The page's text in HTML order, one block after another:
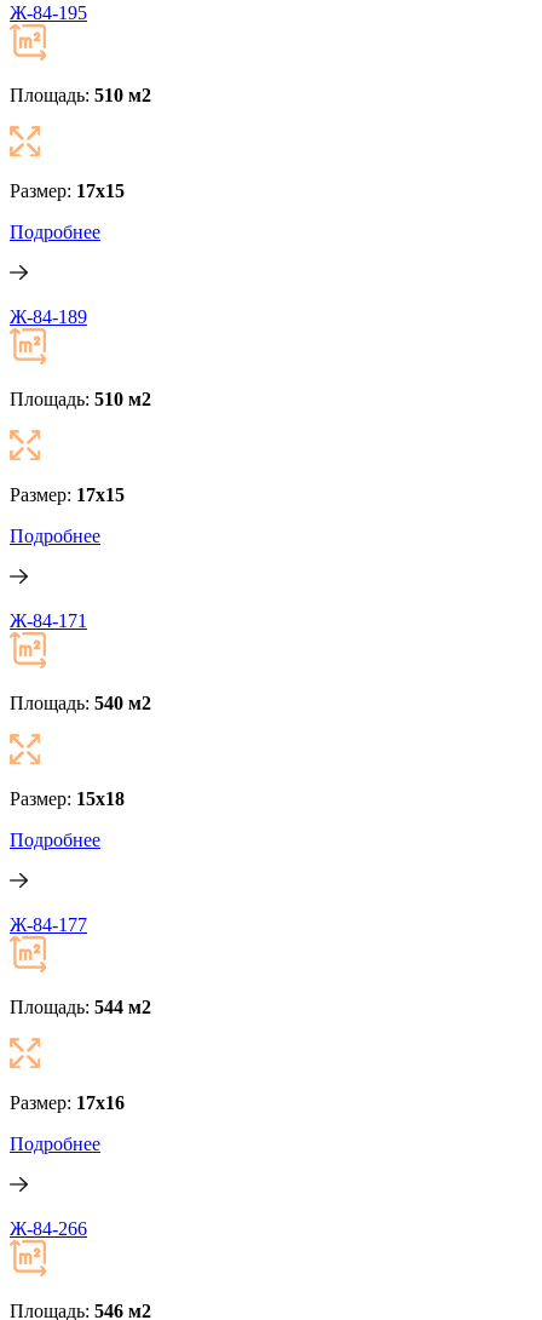
Ж-84-195
Площадь: 510 м2
Размер: 17x15
Подробнее
Ж-84-189
Площадь: 510 м2
Размер: 17x15
Подробнее
Ж-84-171
Площадь: 540 м2
Размер: 15x18
Подробнее
Ж-84-177
Площадь: 544 м2
Размер: 17x16
Подробнее
Ж-84-266
Площадь: 546 м2